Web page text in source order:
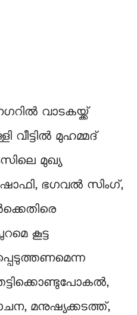
വാടകയ്ക്ക്
വീട്ടിൽ മുഹമ്മദ്
മുഖ്യ
ഭഗവൽ സിംഗ്,
കൂട്ട
മനുഷ്യക്കടത്ത്,